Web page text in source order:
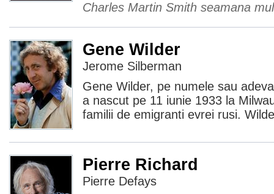
Charles Martin Smith seamana
Gene Wilder
Jerome Silberman
Gene Wilder, pe numele sau
a nascut pe 11 iunie 1933 la
familii de emigranti evrei rusi.
Pierre Richard
Pierre Defays